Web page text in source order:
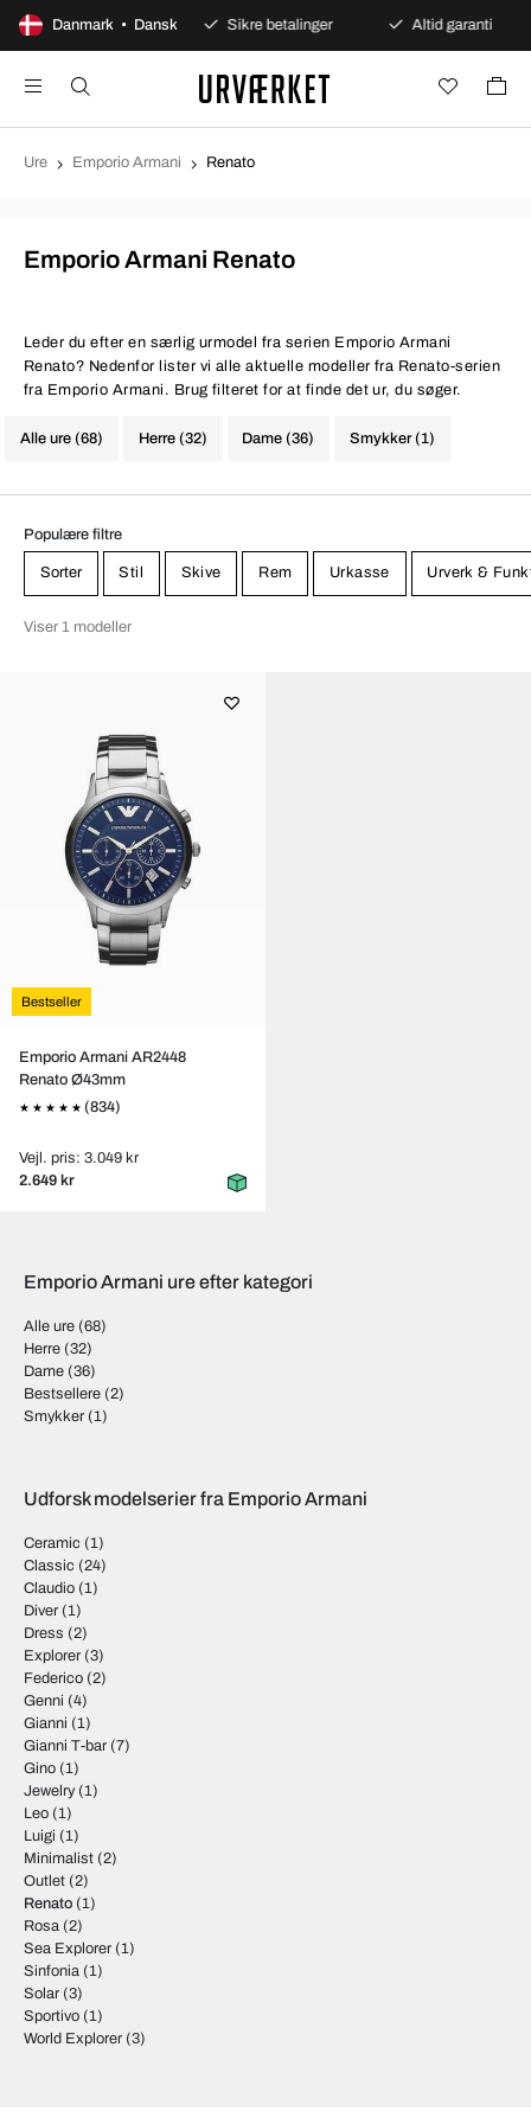
Danmark • Dansk
dages åbent køb Sikre betalinger Altid garanti
Ure Emporio Armani Renato
Emporio Armani Renato
Leder du efter en særlig urmodel fra serien Emporio Armani
Renato? Nedenfor lister vi alle aktuelle modeller fra Renato-serien
fra Emporio Armani. Brug filteret for at finde det ur, du søger.
Alle ure (68) Herre (32) Dame (36) Smykker (1)
Populære filtre
Sorter Stil Skive Rem Urkasse Urverk &
Viser 1 modeller
Bestseller
Emporio Armani AR2448
Renato Ø43mm
(834)
Vejl. pris: 3.049 kr
2.649 kr
Emporio Armani ure efter kategori
Alle ure (68)
Herre (32)
Dame (36)
Bestsellere (2)
Smykker (1)
Udforsk modelserier fra Emporio Armani
Ceramic (1)
Classic (24)
Claudio (1)
Diver (1)
Dress (2)
Explorer (3)
Federico (2)
Genni (4)
Gianni (1)
Gianni T-bar (7)
Gino (1)
Jewelry(1)
Leo (1)
Luigi (1)
Minimalist (2)
Outlet (2)
Renato (1)
Rosa (2)
Sea Explorer (1)
Sinfonia (1)
Solar (3)
Sportivo (1)
World Explorer (3)